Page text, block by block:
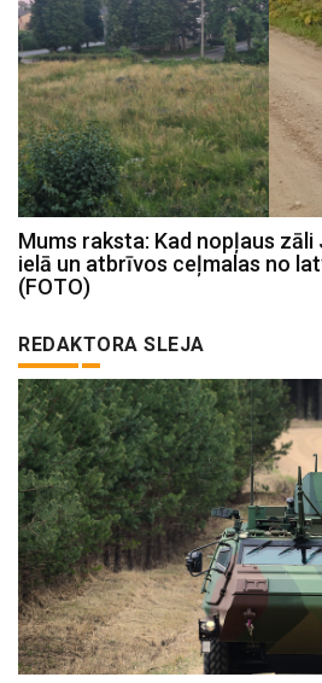
Mums raksta: Kad nopļaus zāli
ielā un atbrīvos ceļmalas no
(FOTO)
REDAKTORA SLEJA